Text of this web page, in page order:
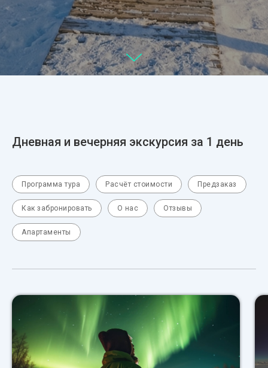
Дневная и вечерняя экскурсия за 1 день
Программа тура Расчёт стоимости Предзаказ
Как забронировать О нас Отзывы
Апартаменты